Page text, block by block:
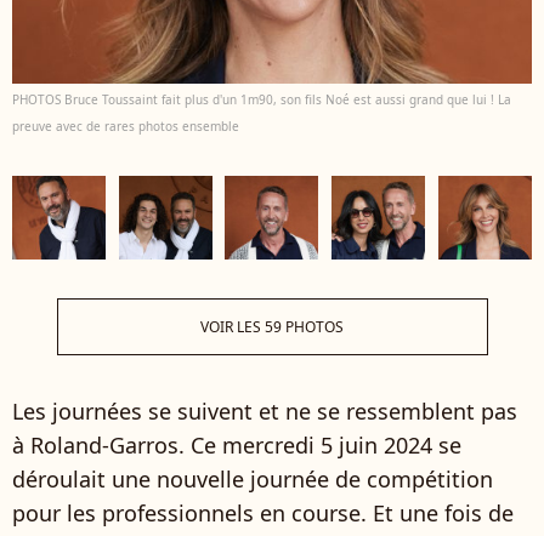
PHOTOS Bruce Toussaint fait plus d'un 1m90, son fils Noé est aussi grand que lui ! La
preuve avec de rares photos ensemble
VOIR LES 59 PHOTOS
Les journées se suivent et ne se ressemblent pas
à Roland-Garros. Ce mercredi 5 juin 2024 se
déroulait une nouvelle journée de compétition
pour les professionnels en course. Et une fois de